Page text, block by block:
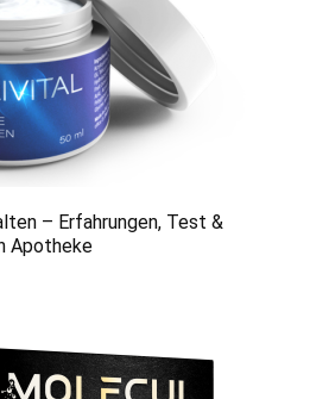
– Erfahrungen, Test &
Apotheke